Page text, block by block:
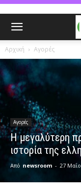
Αρχική Αγορές
Αγορές
Η μεγαλύτερη
ιστορία της
Από newsroom - 27